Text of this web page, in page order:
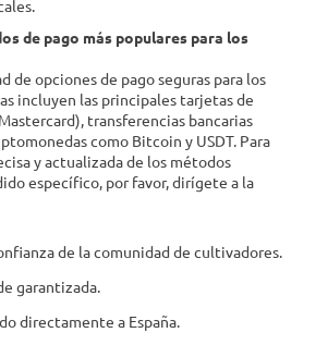
de pago más populares para los
de opciones de pago seguras para los
incluyen las principales tarjetas de
transferencias bancarias
como Bitcoin y USDT. Para
y actualizada de los métodos
específico, por favor, dirígete a la
de la comunidad de cultivadores.
garantizada.
directamente a España.